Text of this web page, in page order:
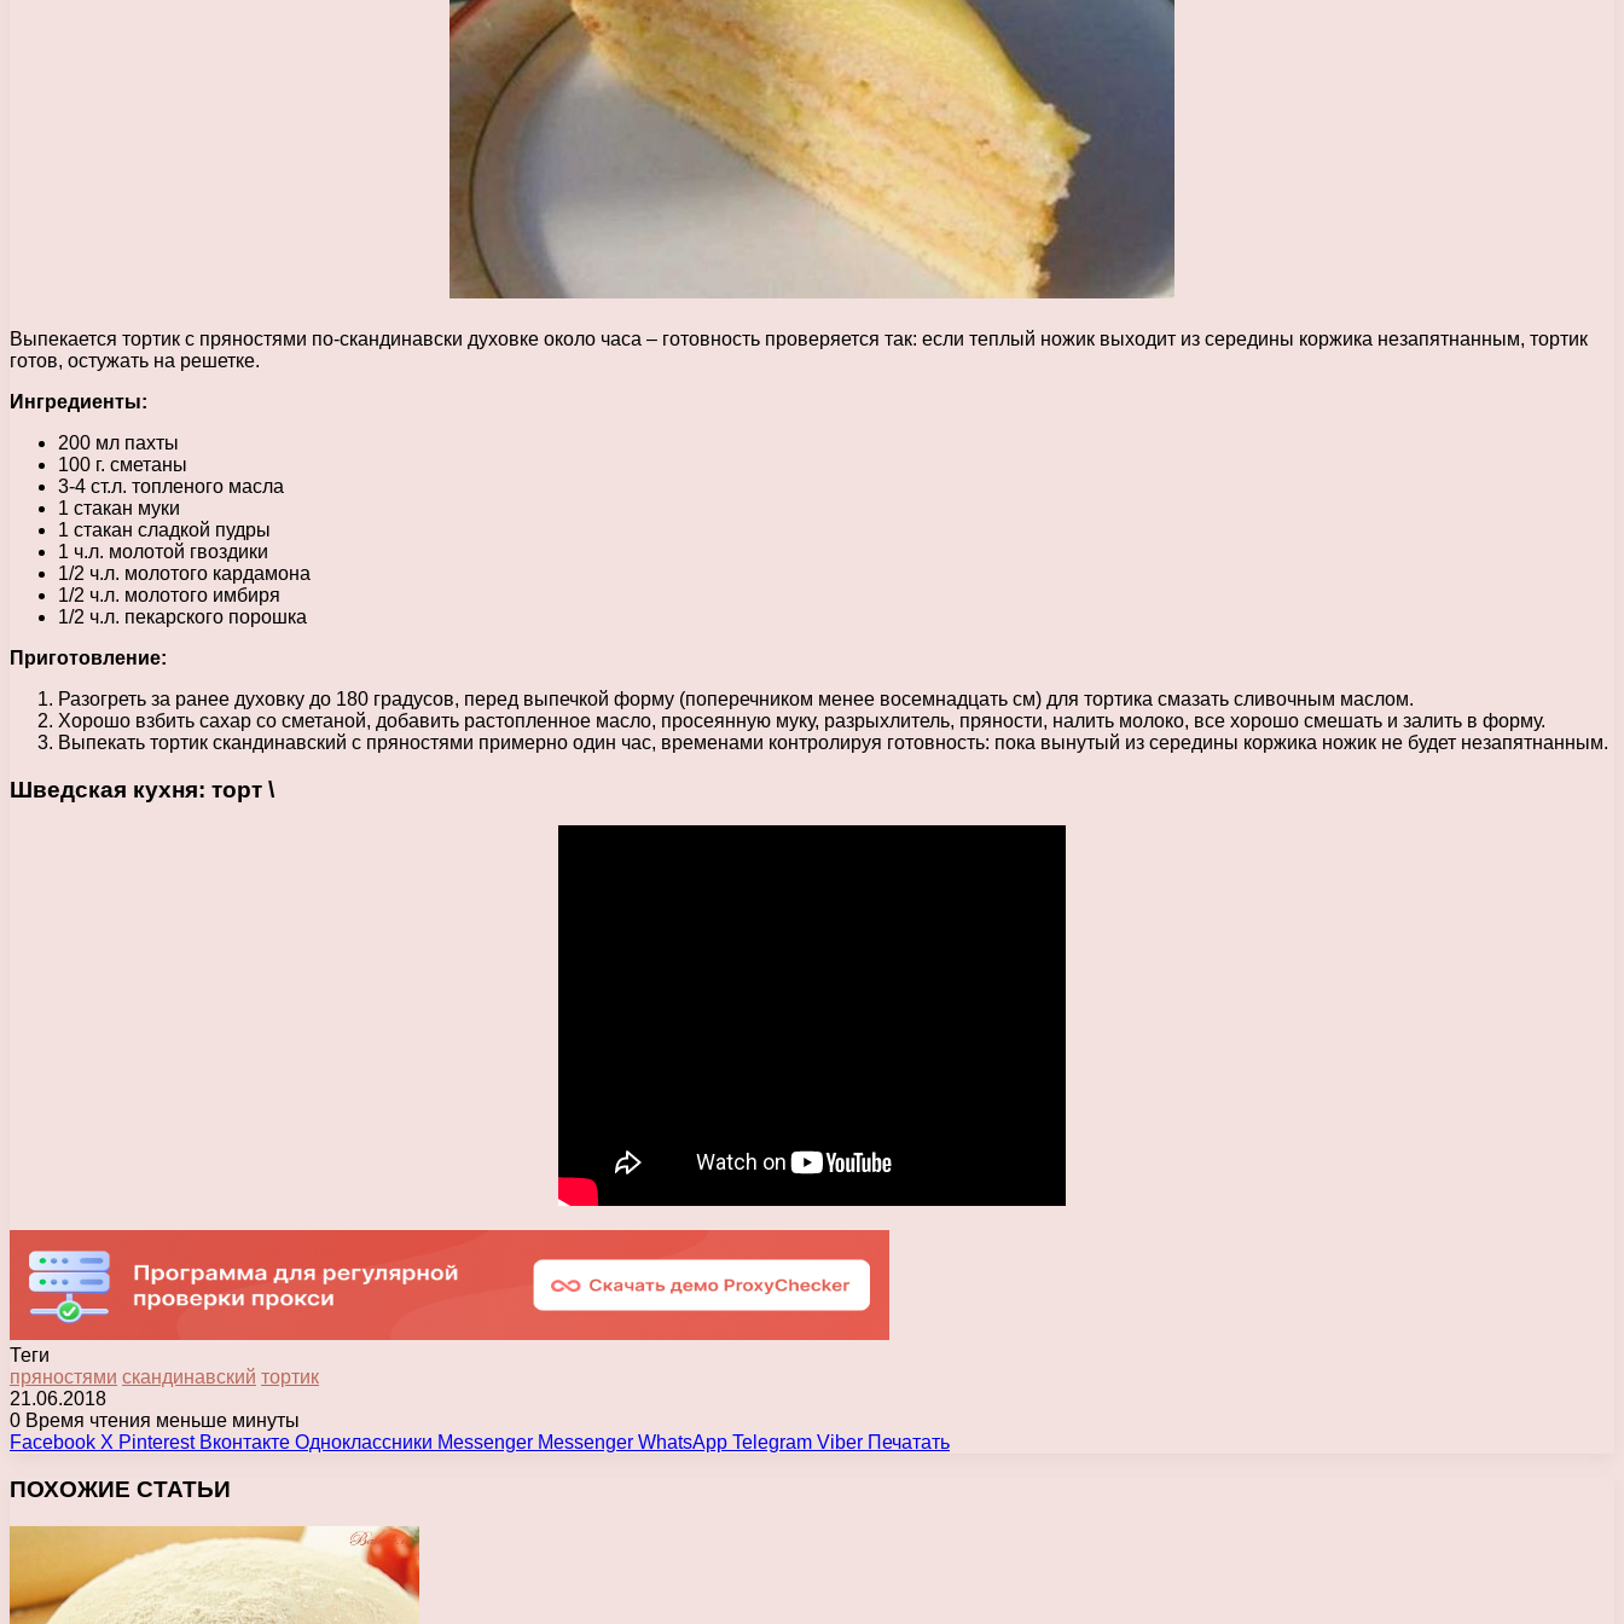
Выпекается тортик с пряностями по-скандинавски духовке около часа – готовность проверяется так: если теплый ножик выходит из середины коржика незапятнанным, тортик
готов, остужать на решетке.
Ингредиенты:
200 мл пахты
100 г. сметаны
3-4 ст.л. топленого масла
1 стакан муки
1 стакан сладкой пудры
1 ч.л. молотой гвоздики
1/2 ч.л. молотого кардамона
1/2 ч.л. молотого имбиря
1/2 ч.л. пекарского порошка
Приготовление:
Разогреть за ранее духовку до 180 градусов, перед выпечкой форму (поперечником менее восемнадцать см) для тортика смазать сливочным маслом.
Хорошо взбить сахар со сметаной, добавить растопленное масло, просеянную муку, разрыхлитель, пряности, налить молоко, все хорошо смешать и залить в форму.
Выпекать тортик скандинавский с пряностями примерно один час, временами контролируя готовность: пока вынутый из середины коржика ножик не будет незапятнанным.
Шведская кухня: торт \
Теги
пряностями скандинавский тортик
21.06.2018
0 Время чтения меньше минуты
Facebook X Pinterest Вконтакте Одноклассники Messenger Messenger WhatsApp Telegram Viber Печатать
ПОХОЖИЕ СТАТЬИ